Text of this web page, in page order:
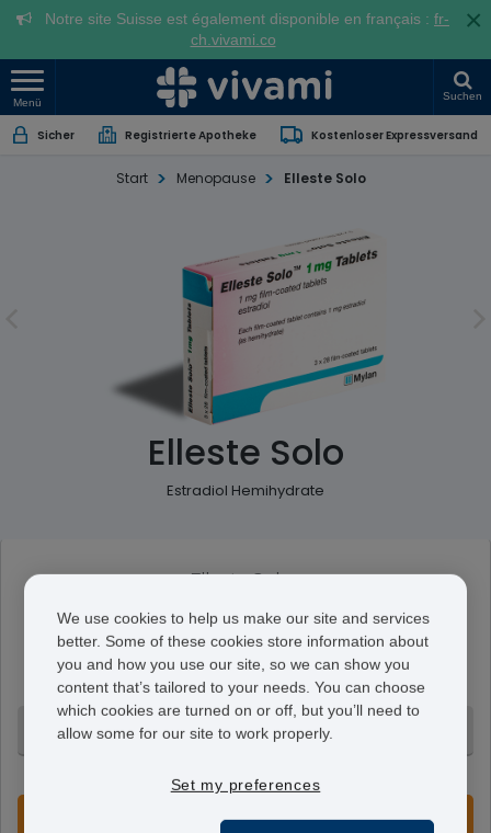
Notre site Suisse est également disponible en français : fr-
ch.vivami.co
×
Menü
Suchen
Sicher Registrierte Apotheke Kostenloser Expressversand
Start Menopause Elleste Solo
Elleste Solo
Estradiol Hemihydrate
Elleste Solo
Eine Tablette enthält 1 mg Estradiol und ist für Frauen
geeignet, die sich die Gebärmutter chirurgisch haben
entfernen lassen.
3 Monate - CHF 96.95
+ Ohne Voranmeldung
JETZT VORBESTELLEN
We use cookies to help us make our site and services
better. Some of these cookies store information about
you and how you use our site, so we can show you
content that’s tailored to your needs. You can choose
which cookies are turned on or off, but you’ll need to
allow some for our site to work properly.
Set my preferences